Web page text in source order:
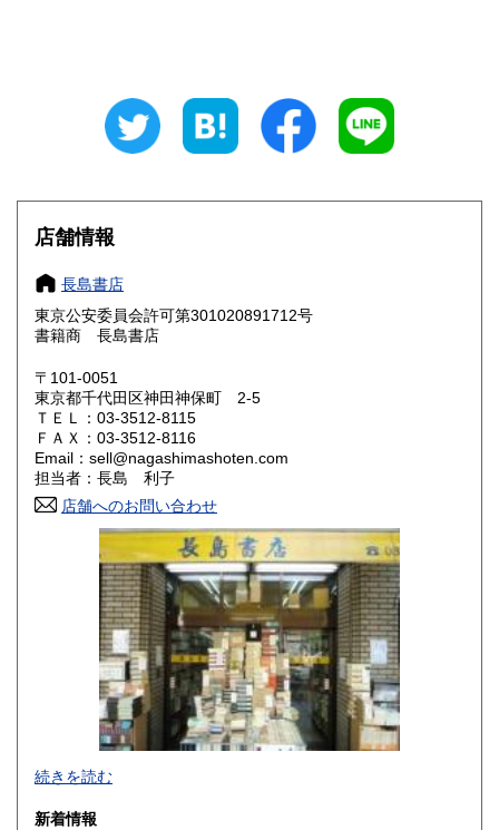
600円 静岡県
奈良県 600円 和歌山県
岡山県 600円
山口県 600円 徳島県
香川県 600円
600円 福岡県
600円 長崎県
600円 大分県
600円 鹿児島県
600円
店舗情報
長島書店
東京公安委員会許可第301020891712号
書籍商 長島書店
〒101-0051
東京都千代田区神田神保町 2-5
ＴＥＬ：03-3512-8115
ＦＡＸ：03-3512-8116
Email：sell@nagashimashoten.com
担当者：長島 利子
店舗へのお問い合わせ
＜神保町店＞は、神田で営業してお陰様で百十余年（創業明
治３５年）書籍雑誌の販売、買入れ、出張での買取を致して
おります。
続きを読む
新着情報